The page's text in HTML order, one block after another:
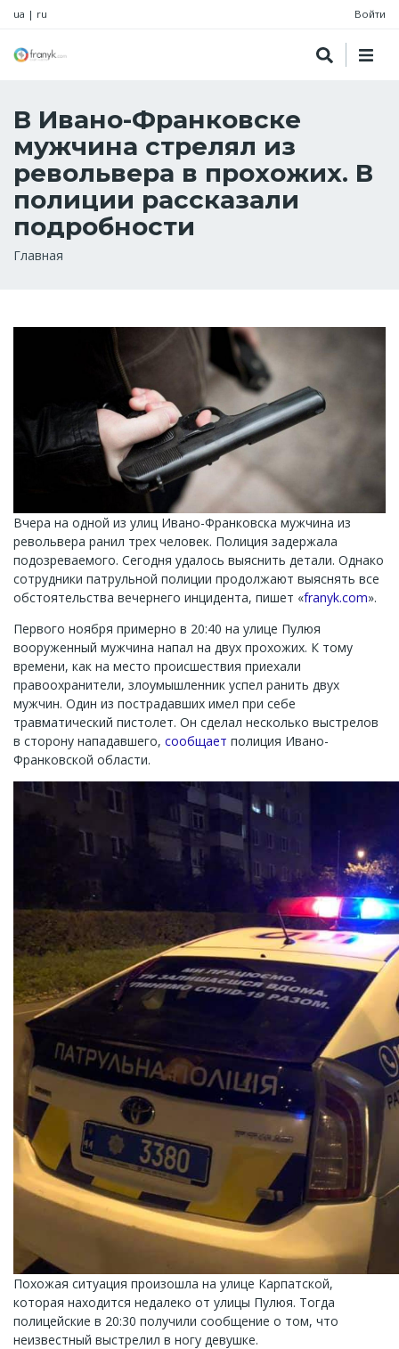
ua | ru Войти
В Ивано-Франковске
мужчина стрелял из
револьвера в прохожих. В
полиции рассказали
подробности
Строка
Главная
Вчера на одной из улиц Ивано-Франковска мужчина из
револьвера ранил трех человек. Полиция задержала
подозреваемого. Сегодня удалось выяснить детали. Однако
сотрудники патрульной полиции продолжают выяснять все
обстоятельства вечернего инцидента, пишет «franyk.com».
Первого ноября примерно в 20:40 на улице Пулюя
вооруженный мужчина напал на двух прохожих. К тому
времени, как на место происшествия приехали
правоохранители, злоумышленник успел ранить двух
мужчин. Один из пострадавших имел при себе
травматический пистолет. Он сделал несколько выстрелов
в сторону нападавшего, сообщает полиция Ивано-
Франковской области.
Похожая ситуация произошла на улице Карпатской,
которая находится недалеко от улицы Пулюя. Тогда
полицейские в 20:30 получили сообщение о том, что
неизвестный выстрелил в ногу девушке.